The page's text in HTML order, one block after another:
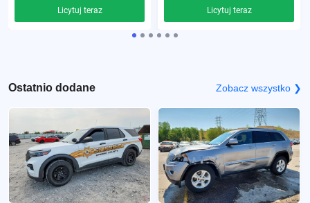
Licytuj teraz
Licytuj teraz
Ostatnio dodane Zobacz wszystko ❯